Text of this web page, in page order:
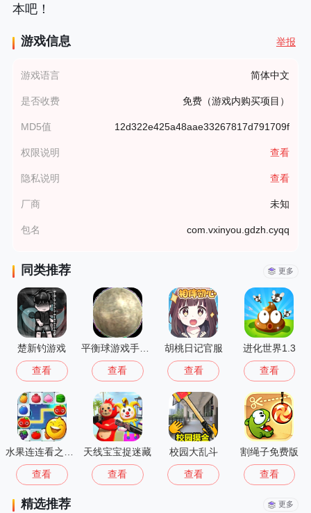
本吧！
游戏信息 举报
游戏语言 简体中文
是否收费 免费（游戏内购买项目）
MD5值 12d322e425a48aae33267817d791709f
权限说明 查看
隐私说明 查看
厂商 未知
包名 com.vxinyou.gdzh.cyqq
同类推荐 更多
楚新钓游戏
查看 查看
胡桃日记官服
查看
进化世界1.3
查看
水果连连看之水果连萌
查看
天线宝宝捉迷藏
查看
校园大乱斗
查看
割绳子免费版
查看
精选推荐 更多